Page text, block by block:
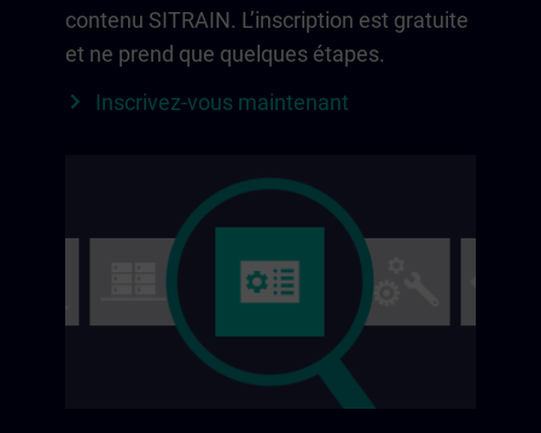
contenu SITRAIN. L’inscription est gratuite
et ne prend que quelques étapes.
Inscrivez-vous maintenant